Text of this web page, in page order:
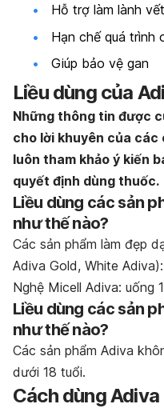
Hỗ trợ làm lành
Hạn chế quá trình
Giúp bảo vệ gan
Liều dùng của
Những thông tin được
cho lời khuyên của các
luôn tham khảo ý kiến
quyết định dùng thuốc.
Liều dùng các sản
như thế nào?
Các sản phẩm làm đẹp
Adiva Gold, White
Nghệ Micell Adiva: uống
Liều dùng các sản
như thế nào?
Các sản phẩm Adiva
dưới 18 tuổi.
Cách dùng Adiva